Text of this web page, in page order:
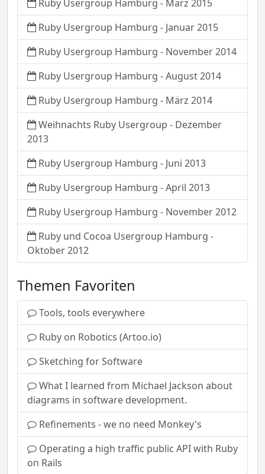
Ruby Usergroup Hamburg - März 2015
Ruby Usergroup Hamburg - Januar 2015
Ruby Usergroup Hamburg - November 2014
Ruby Usergroup Hamburg - August 2014
Ruby Usergroup Hamburg - März 2014
Weihnachts Ruby Usergroup - Dezember
2013
Ruby Usergroup Hamburg - Juni 2013
Ruby Usergroup Hamburg - April 2013
Ruby Usergroup Hamburg - November 2012
Ruby und Cocoa Usergroup Hamburg -
Oktober 2012
Themen Favoriten
Tools, tools everywhere
Ruby on Robotics (Artoo.io)
Sketching for Software
What I learned from Michael Jackson about
diagrams in software development.
Refinements - we no need Monkey's
Operating a high traffic public API with Ruby
on Rails